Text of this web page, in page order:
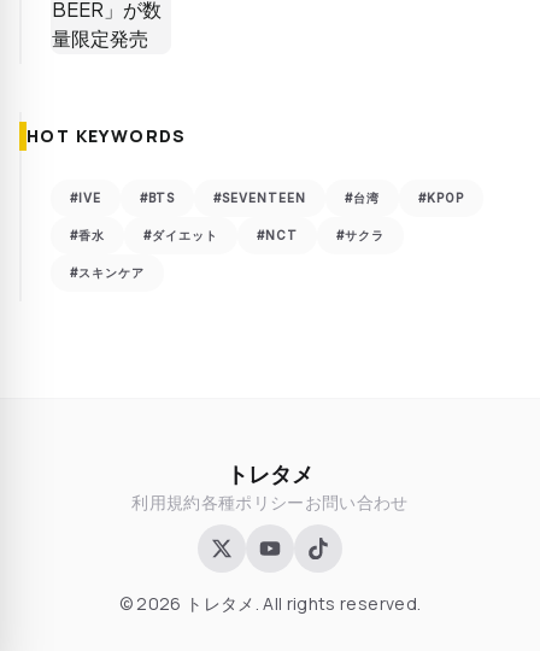
HOT KEYWORDS
#IVE #BTS #SEVENTEEN #台湾 #KPOP
#香水 #ダイエット #NCT #サクラ
#スキンケア
トレタメ
利用規約各種ポリシーお問い合わせ
© 2026 トレタメ. All rights reserved.